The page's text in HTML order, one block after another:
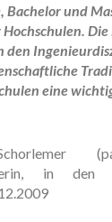
Bachelor und
den
eine
in den